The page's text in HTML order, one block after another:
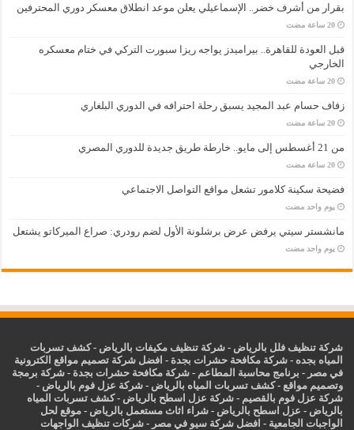
بقرار من أشرف خضر.. الإسماعيلي يعلن موعد انطلاق معسكر دوري المحترفين
‏20 ساعة مضت
قبل العودة للقاهرة.. بيراميدز يواجه ريزا سبورت التركي في ختام معسكره
الخارجي
‏20 ساعة مضت
زفاف حسام عبد المجيد يسبق رحلة احترافه في الدوري البلغاري
‏20 ساعة مضت
من 21 أغسطس إلى مايو.. خارطة طريق جديدة للدوري المصري
‏20 ساعة مضت
فضيحة سكينة كلامور تشعل مواقع التواصل الاجتماعي
‏يوم واحد مضت
مانشستر سيتي يرفض عرض برشلونة الأول لضم رودري: صراع الميركاتو يشتعل
‏يوم واحد مضت
شركة تنظيف فلل بالرياض -شركة تنظيف مكيفات بالرياض -كشف تسربات
المياه بجده -شركة مكافحة حشرات بجدة - افضل شركة تصميم مواقع الكترونية
في مصر - برنامج محاسبة المطاعم -شركة مكافحة حشرات بجدة -شركة برمجة
وتصميم مواقع -كشف تسربات المياه بالرياض -شركة عزل فوم بالرياض -
شركة عزل فوم بالقصيم -شركة عزل اسطح بالرياض -كشف تسربات المياه
بالرياض - عزل اسطح بالرياض -شراء اثاث مستعمل بالرياض - موقع لحل
الواجبات الجامعية - افضل شركة سيو في مصر -شركات تنظيف الواجهات